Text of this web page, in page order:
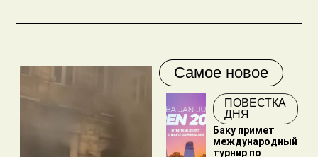
Самое новое
ПОВЕСТКА
ДНЯ
Баку примет
международный
турнир по